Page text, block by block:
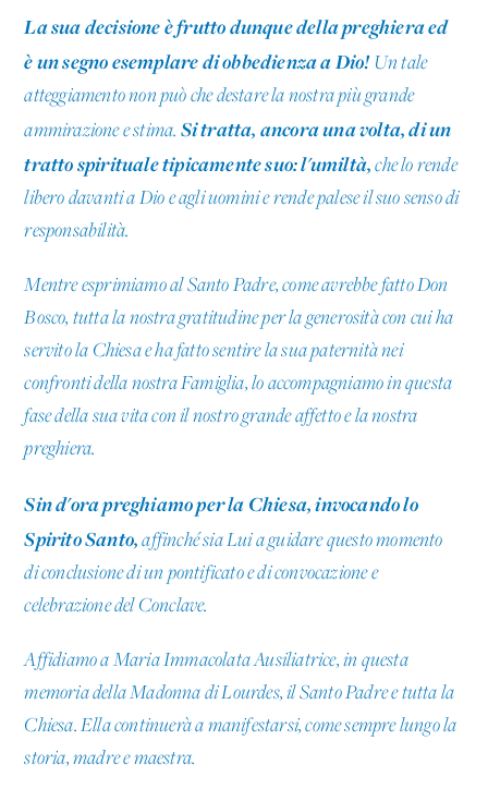
La sua decisione è frutto dunque della preghiera ed
è un segno esemplare di obbedienza a Dio!Un tale
atteggiamento non può che destare la nostra più grande
ammirazione e stima. Si tratta, ancora una volta, di un
tratto spirituale tipicamente suo: l'umiltà,che lo rende
libero davanti a Dio e agli uomini e rende palese il suo senso di
responsabilità.
Mentre esprimiamo al Santo Padre, come avrebbe fatto Don
Bosco, tutta la nostra gratitudine per la generosità con cui ha
servito la Chiesa e ha fatto sentire la sua paternità nei
confronti della nostra Famiglia, lo accompagniamo in questa
fase della sua vita con il nostro grande affetto e la nostra
preghiera.
Sin d'ora preghiamo per la Chiesa, invocando lo
Spirito Santo,affinché sia Lui a guidare questo momento
di conclusione di un pontificato e di convocazione e
celebrazione del Conclave.
Affidiamo a Maria Immacolata Ausiliatrice, in questa
memoria della Madonna di Lourdes, il Santo Padre e tutta la
Chiesa. Ella continuerà a manifestarsi, come sempre lungo la
storia, madre e maestra.